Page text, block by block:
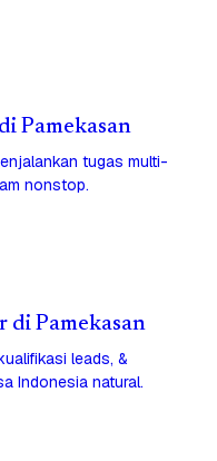
Pamekasan
tugas multi-
nonstop.
di Pamekasan
leads, &
Indonesia natural.